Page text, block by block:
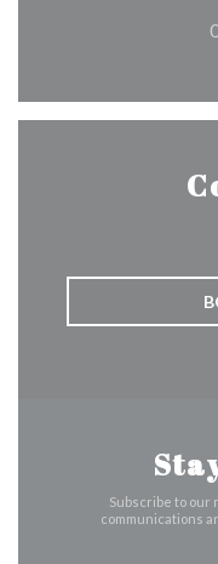
Subscribe to
communications